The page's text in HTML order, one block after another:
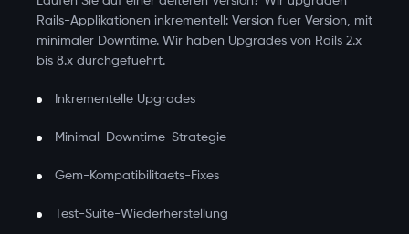
Rails-Applikationen inkrementell: Version fuer Version, mit
minimaler Downtime. Wir haben Upgrades von Rails 2.x
bis 8.x durchgefuehrt.
Inkrementelle Upgrades
Minimal-Downtime-Strategie
Gem-Kompatibilitaets-Fixes
Test-Suite-Wiederherstellung